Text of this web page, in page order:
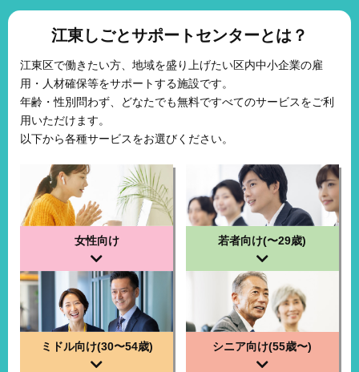
江東しごとサポートセンターとは？
江東区で働きたい方、地域を盛り上げたい区内中小企業の雇
用・人材確保等をサポートする施設です。
年齢・性別問わず、どなたでも無料ですべてのサービスをご利
用いただけます。
以下から各種サービスをお選びください。
女性向け 若者向け(〜29歳)
ミドル向け(30〜54歳) シニア向け(55歳〜)